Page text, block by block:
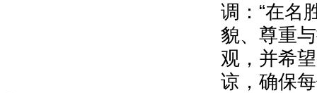
调：“在名
貌、尊重
观，并希
谅，确保